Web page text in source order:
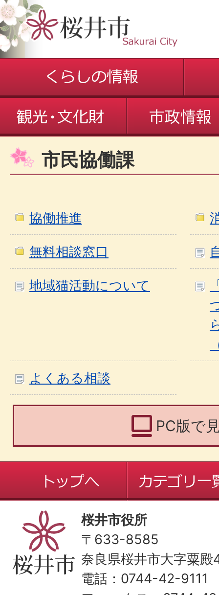
市民協働課
協働推進
無料相談窓口
地域猫活動について
よくある相談
PC版で
桜井市役所
〒633-8585
奈良県桜井市大字粟
電話：0744-42-9111